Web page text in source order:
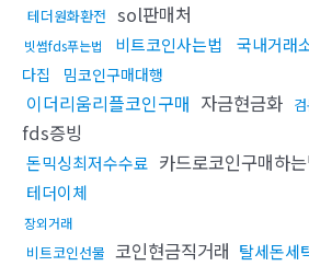
테더원화환전 sol판매처
빗썸fds푸는법 비트코인사는법 국내거래
다집
밈코인구매대행
이더리움리플코인구매 자금현금화
fds증빙
돈믹싱최저수수료 카드로코인구매하
테더이체
장외거래
비트코인선물 코인현금직거래 탈세돈세